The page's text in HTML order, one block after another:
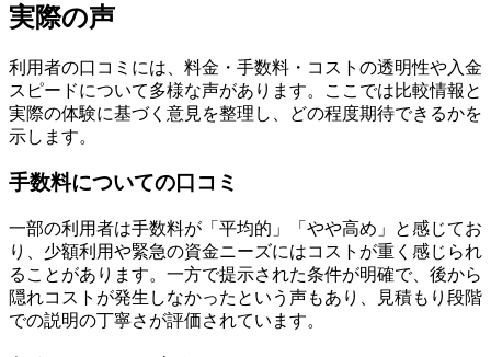
実際の声
利用者の口コミには、料金・手数料・コストの透明性や入金
スピードについて多様な声があります。ここでは比較情報と
実際の体験に基づく意見を整理し、どの程度期待できるかを
示します。
手数料についての口コミ
一部の利用者は手数料が「平均的」「やや高め」と感じてお
り、少額利用や緊急の資金ニーズにはコストが重く感じられ
ることがあります。一方で提示された条件が明確で、後から
隠れコストが発生しなかったという声もあり、見積もり段階
での説明の丁寧さが評価されています。